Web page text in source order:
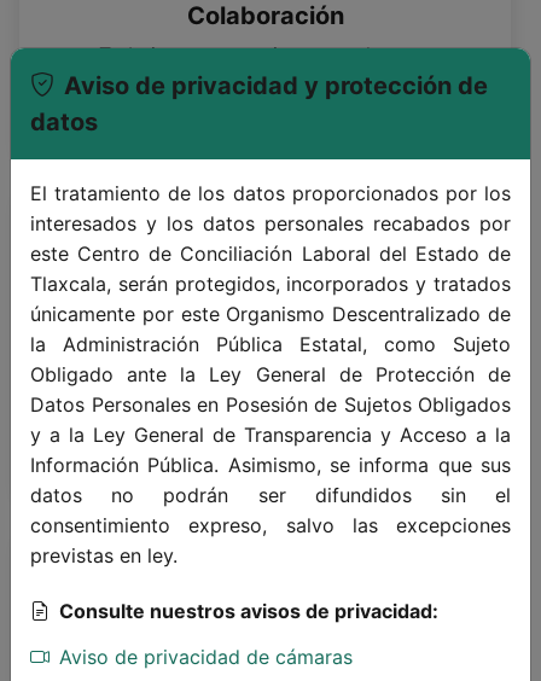
Aviso de privacidad y protección de
datos
El tratamiento de los datos proporcionados por los
interesados y los datos personales recabados por
este Centro de Conciliación Laboral del Estado de
Tlaxcala, serán protegidos, incorporados y tratados
únicamente por este Organismo Descentralizado de
la Administración Pública Estatal, como Sujeto
Obligado ante la Ley General de Protección de
Datos Personales en Posesión de Sujetos Obligados
y a la Ley General de Transparencia y Acceso a la
Información Pública. Asimismo, se informa que sus
datos no podrán ser difundidos sin el
consentimiento expreso, salvo las excepciones
previstas en ley.
Consulte nuestros avisos de privacidad:
Aviso de privacidad de cámaras
Colaboración
Trabajamos en equipo para alcanzar
objetivos comunes y compartidos.
Responsabilidad
Asumimos nuestros compromisos con
seriedad y dedicación.